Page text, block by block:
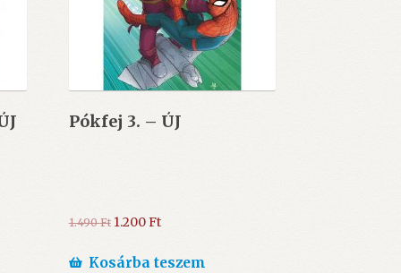
Pókfej 3. – ÚJ
1.490Ft Original
was:
1.200FtCurrent
is:
Kosárba teszem